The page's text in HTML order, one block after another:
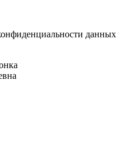
данных